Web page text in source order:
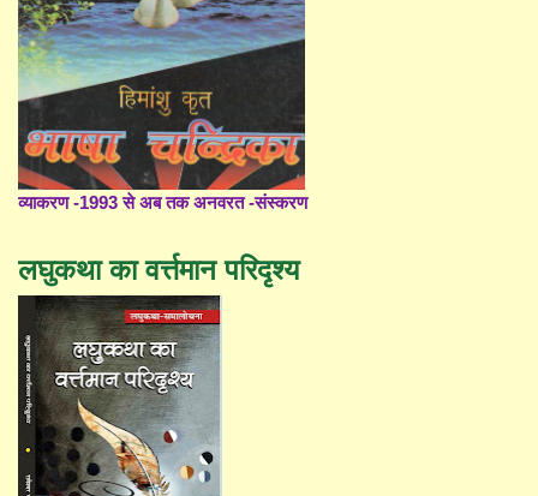
व्याकरण -1993 से अब तक अनवरत -संस्करण
लघुकथा का वर्त्तमान परिदृश्य